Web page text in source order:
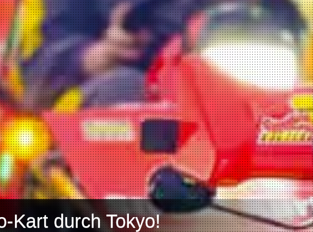
Kart durch Tokyo!